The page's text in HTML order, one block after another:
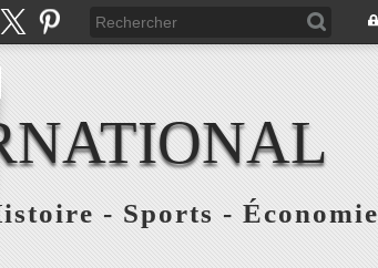
- Sports - Économie